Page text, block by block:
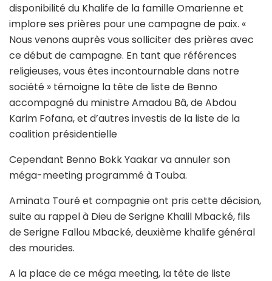
disponibilité du Khalife de la famille Omarienne et
implore ses prières pour une campagne de paix. «
Nous venons auprès vous solliciter des prières avec
ce début de campagne. En tant que références
religieuses, vous êtes incontournable dans notre
société » témoigne la tête de liste de Benno
accompagné du ministre Amadou Bâ, de Abdou
Karim Fofana, et d’autres investis de la liste de la
coalition présidentielle
Cependant Benno Bokk Yaakar va annuler son
méga-meeting programmé à Touba.
Aminata Touré et compagnie ont pris cette décision,
suite au rappel à Dieu de Serigne Khalil Mbacké, fils
de Serigne Fallou Mbacké, deuxième khalife général
des mourides.
A la place de ce méga meeting, la tête de liste